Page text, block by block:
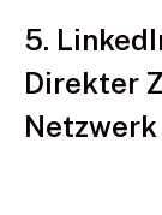
5.
Direkter
Netzwerk